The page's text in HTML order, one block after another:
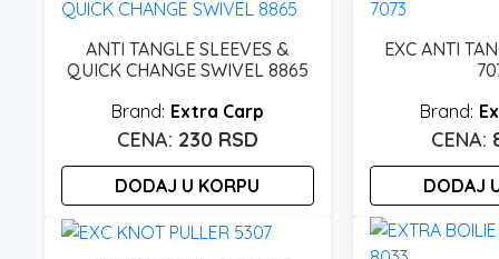
ANTI TANGLE SLEEVES &
QUICK CHANGE SWIVEL 8865
Extra Carp
230 RSD
DODAJ U KORPU
EXC ANTI
DODAJ